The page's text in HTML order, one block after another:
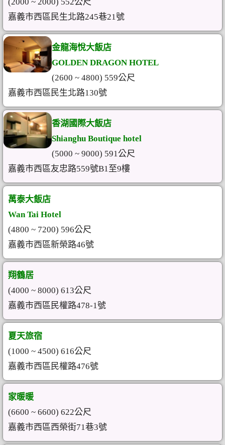
嘉義市西區民生北路245巷21號
金龍海悅大飯店
GOLDEN DRAGON HOTEL
(2600 ~ 4800) 559公尺
嘉義市西區民生北路130號
香湖國際大飯店
Shianghu Boutique hotel
(5000 ~ 9000) 591公尺
嘉義市西區友忠路559號B1至9樓
萬泰大飯店
Wan Tai Hotel
(4800 ~ 7200) 596公尺
嘉義市西區新榮路46號
翔鶴居
(4000 ~ 8000) 613公尺
嘉義市西區民權路478-1號
夏天旅宿
(1000 ~ 4500) 616公尺
嘉義市西區民權路476號
家暖暖
(6600 ~ 6600) 622公尺
嘉義市西區西榮街71巷3號